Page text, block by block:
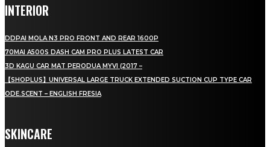
INTERIOR
DDPAI MOLA N3 PRO FRONT AND REAR 1600P
70MAI A500S DASH CAM PRO PLUS LATEST CAR
3D KAGU CAR MAT PERODUA MYVI (2017 –
【SHOPLUS】UNIVERSAL LARGE TRUCK EXTENDED SUCTION CUP TYPE CAR
ODE.SCENT – ENGLISH FRESIA
SKINCARE